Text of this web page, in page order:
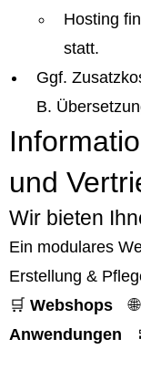
Hosting
statt.
Ggf.
B.
und
Wir bieten
Ein modulares
Erstellung &
🛒 Webshops 🌐
Anwendungen